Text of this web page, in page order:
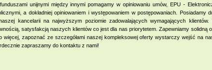
unijnymi między innymi pomagamy w opiniowaniu umów, EPU -
a dokładniej opiniowaniem i występowaniem w postępowaniach. Posiadamy
kancelarii na najwyższym poziomie zadowalających wymagających klientów.
satysfakcją naszych klientów co jest dla nas priorytetem. Zapewniamy solidną
zapoznać ze szczegółami naszej kompleksowej oferty wystarczy wejść na
zapraszamy do kontaktu z nami!